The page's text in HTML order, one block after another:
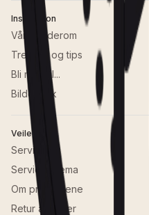
Inspirasjon
Våre baderom
Trender og tips
Bli med til...
Bildebank
Veiledning
Service
Serviceskjema
Om produktene
Retur av varer